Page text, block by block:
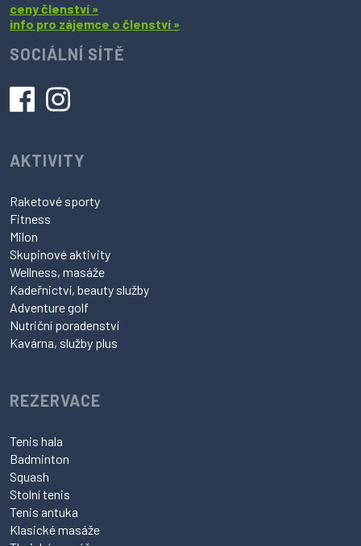
ceny členství »
info pro zájemce o členství »
SOCIÁLNÍ SÍTĚ
AKTIVITY
Raketové sporty
Fitness
Milon
Skupinové aktivity
Wellness, masáže
Kadeřnictví, beauty služby
Adventure golf
Nutriční poradenství
Kavárna, služby plus
REZERVACE
Tenis hala
Badminton
Squash
Stolní tenis
Tenis antuka
Klasické masáže